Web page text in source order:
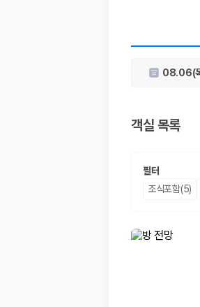
1. 단순 최저가가 아니라 실제 결제 조건
제주렌트카 최저가는 차량 기본요금만으로
완전자차와 슈퍼자차는 업체별 보장 범위가
제주 렌트카는 차량 인수 위치와 셔틀 편의성
혼자 또는 2인 여행에 적합하며 제주
08.06(
객실 목록
필터
조식포함(5)